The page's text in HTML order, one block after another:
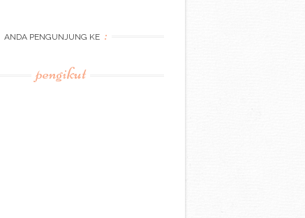
ANDA PENGUNJUNG KE :
pengikut